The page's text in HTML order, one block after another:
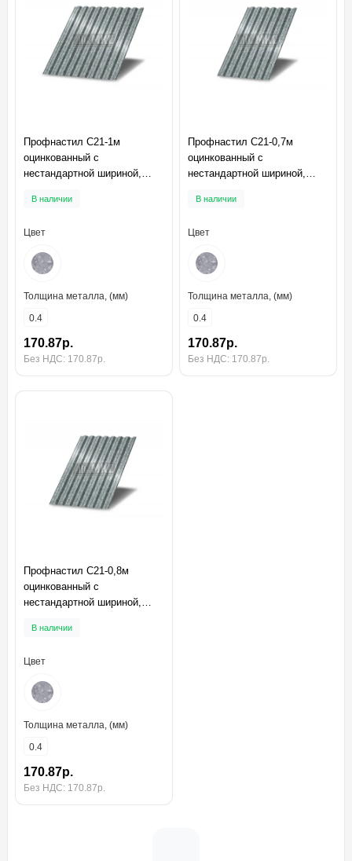
Профнастил C21-1м
оцинкованный с
нестандартной шириной,
В наличии
Цвет
Толщина металла, (мм)
0.4
170.87р.
Без НДС: 170.87р.
Профнастил C21-0,7м
оцинкованный с
нестандартной шириной,
В наличии
Цвет
Толщина металла, (мм)
0.4
170.87р.
Без НДС: 170.87р.
Профнастил C21-0,8м
оцинкованный с
нестандартной шириной,
В наличии
Цвет
Толщина металла, (мм)
0.4
170.87р.
Без НДС: 170.87р.